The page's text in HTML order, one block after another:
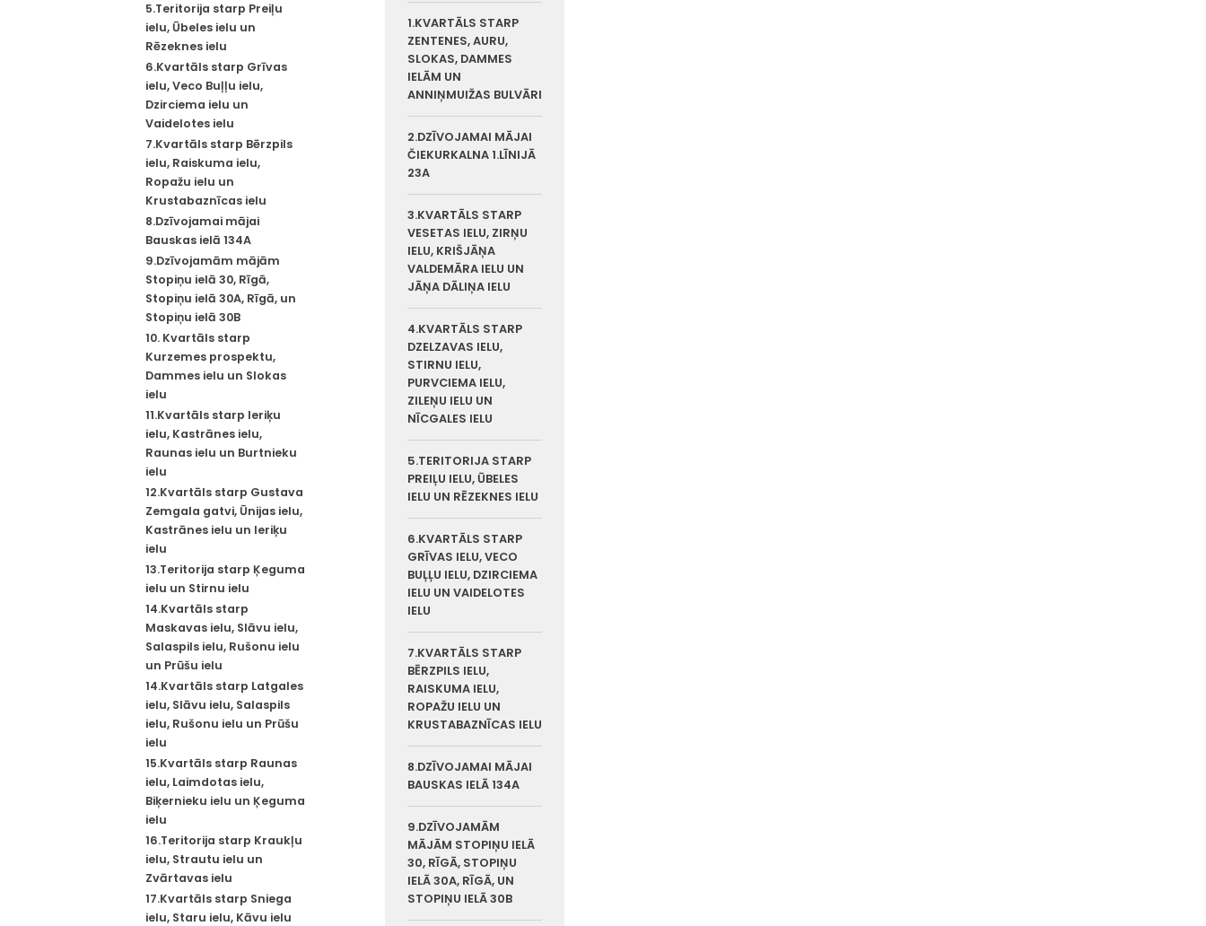
1.KVARTĀLS STARP
ZENTENES, AURU,
SLOKAS, DAMMES
IELĀM UN
ANNIŅMUIŽAS BULVĀRI
2.DZĪVOJAMAI MĀJAI
ČIEKURKALNA 1.LĪNIJĀ
23A
3.KVARTĀLS STARP
VESETAS IELU, ZIRŅU
IELU, KRIŠJĀŅA
VALDEMĀRA IELU UN
JĀŅA DĀLIŅA IELU
4.KVARTĀLS STARP
DZELZAVAS IELU,
STIRNU IELU,
PURVCIEMA IELU,
ZILEŅU IELU UN
NĪCGALES IELU
5.TERITORIJA STARP
PREIĻU IELU, ŪBELES
IELU UN RĒZEKNES IELU
6.KVARTĀLS STARP
GRĪVAS IELU, VECO
BUĻĻU IELU, DZIRCIEMA
IELU UN VAIDELOTES
IELU
7.KVARTĀLS STARP
BĒRZPILS IELU,
RAISKUMA IELU,
ROPAŽU IELU UN
KRUSTABAZNĪCAS IELU
8.DZĪVOJAMAI MĀJAI
BAUSKAS IELĀ 134A
9.DZĪVOJAMĀM
MĀJĀM STOPIŅU IELĀ
30, RĪGĀ, STOPIŅU
IELĀ 30A, RĪGĀ, UN
STOPIŅU IELĀ 30B
5.Teritorija starp Preiļu
ielu, Ūbeles ielu un
Rēzeknes ielu
6.Kvartāls starp Grīvas
ielu, Veco Buļļu ielu,
Dzirciema ielu un
Vaidelotes ielu
7.Kvartāls starp Bērzpils
ielu, Raiskuma ielu,
Ropažu ielu un
Krustabaznīcas ielu
8.Dzīvojamai mājai
Bauskas ielā 134A
9.Dzīvojamām mājām
Stopiņu ielā 30, Rīgā,
Stopiņu ielā 30A, Rīgā, un
Stopiņu ielā 30B
10. Kvartāls starp
Kurzemes prospektu,
Dammes ielu un Slokas
ielu
11.Kvartāls starp Ieriķu
ielu, Kastrānes ielu,
Raunas ielu un Burtnieku
ielu
12.Kvartāls starp Gustava
Zemgala gatvi, Ūnijas ielu,
Kastrānes ielu un Ieriķu
ielu
13.Teritorija starp Ķeguma
ielu un Stirnu ielu
14.Kvartāls starp
Maskavas ielu, Slāvu ielu,
Salaspils ielu, Rušonu ielu
un Prūšu ielu
14.Kvartāls starp Latgales
ielu, Slāvu ielu, Salaspils
ielu, Rušonu ielu un Prūšu
ielu
15.Kvartāls starp Raunas
ielu, Laimdotas ielu,
Biķernieku ielu un Ķeguma
ielu
16.Teritorija starp Kraukļu
ielu, Strautu ielu un
Zvārtavas ielu
17.Kvartāls starp Sniega
ielu, Staru ielu, Kāvu ielu